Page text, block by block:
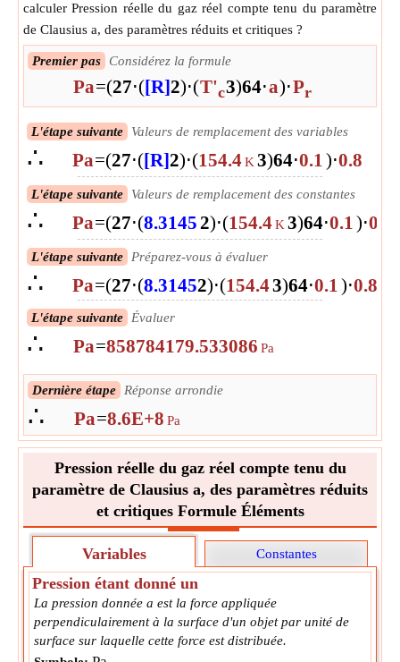
calculer Pression réelle du gaz réel compte tenu du paramètre
de Clausius a, des paramètres réduits et critiques ?
Premier pas Considérez la formule
Pa=(27⋅([R]2)⋅(T'c3)64⋅a)⋅Pr
L'étape suivante Valeurs de remplacement des variables
∴ Pa=(27⋅([R]2)⋅(154.4K3)64⋅0.1)⋅0.8
L'étape suivante Valeurs de remplacement des constantes
∴ Pa=(27⋅(8.31452)⋅(154.4K3)64⋅0.1)⋅0.8
L'étape suivante Préparez-vous à évaluer
∴ Pa=(27⋅(8.31452)⋅(154.43)64⋅0.1)⋅0.8
L'étape suivante Évaluer
∴ Pa=858784179.533086 Pa
Dernière étape Réponse arrondie
∴ Pa=8.6E+8 Pa
Pression réelle du gaz réel compte tenu du
paramètre de Clausius a, des paramètres réduits
et critiques Formule Éléments
Variables Constantes
Pression étant donné un
La pression donnée a est la force appliquée
perpendiculairement à la surface d'un objet par unité de
surface sur laquelle cette force est distribuée.